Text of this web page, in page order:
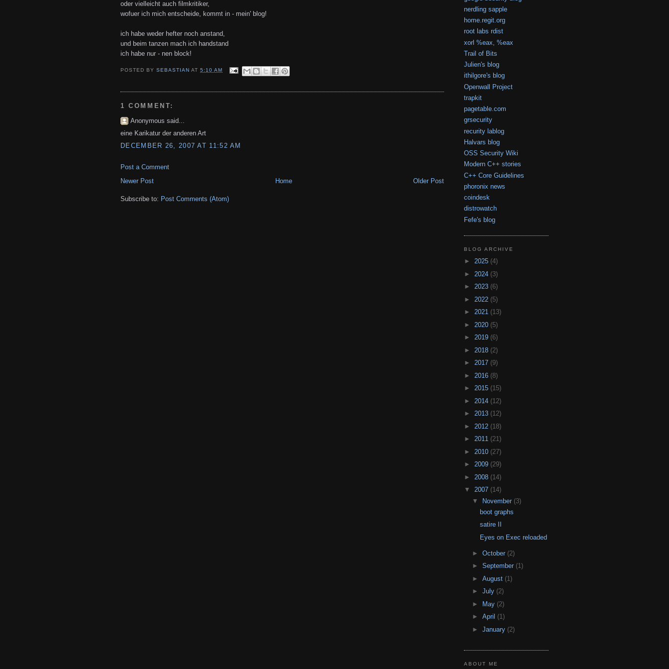
oder vielleicht auch filmkritiker,
wofuer ich mich entscheide, kommt in - mein' blog!
ich habe weder hefter noch anstand,
und beim tanzen mach ich handstand
ich habe nur - nen block!
POSTED BYSEBASTIAN AT5:10 AM
1 COMMENT:
Anonymous said...
eine Karikatur der anderen Art
DECEMBER 26, 2007 AT 11:52 AM
Post a Comment
Newer Post
Older Post
Home
Subscribe to: Post Comments (Atom)
nerdling sapple
home.regit.org
root labs rdist
xorl %eax, %eax
Trail of Bits
Julien's blog
ithilgore's blog
Openwall Project
trapkit
pagetable.com
grsecurity
recurity lablog
Halvars blog
OSS Security Wiki
Modern C++ stories
C++ Core Guidelines
phoronix news
coindesk
distrowatch
Fefe's blog
BLOG ARCHIVE
► 2025 (4)
► 2024 (3)
► 2023 (6)
► 2022 (5)
► 2021 (13)
► 2020 (5)
► 2019 (6)
► 2018 (2)
► 2017 (9)
► 2016 (8)
► 2015 (15)
► 2014 (12)
► 2013 (12)
► 2012 (18)
► 2011 (21)
► 2010 (27)
► 2009 (29)
► 2008 (14)
▼ 2007 (14)
▼ November (3)
boot graphs
satire II
Eyes on Exec reloaded
► October (2)
► September (1)
► August (1)
► July (2)
►
May (2)
► April (1)
► January (2)
ABOUT ME